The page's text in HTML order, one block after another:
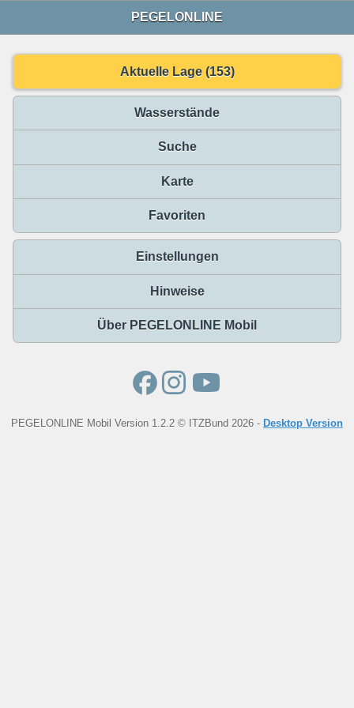
PEGELONLINE
Aktuelle Lage (153)
Wasserstände
Suche
Karte
Favoriten
Einstellungen
Hinweise
Über PEGELONLINE Mobil
PEGELONLINE Mobil Version 1.2.2 © ITZBund 2026 - Desktop Version